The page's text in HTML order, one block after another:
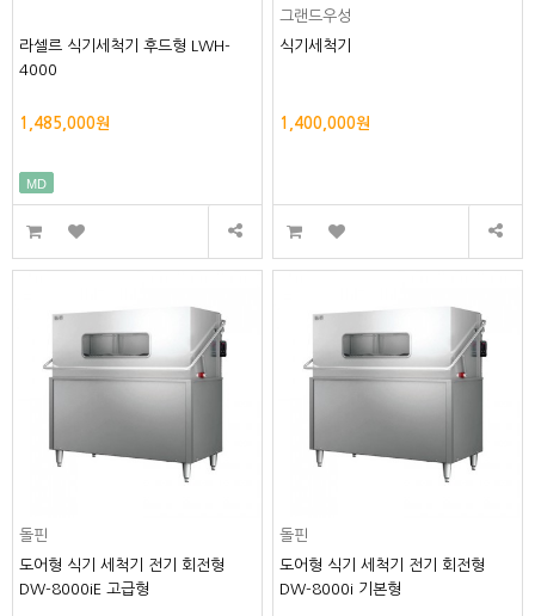
라셀르 식기세척기 후드형 LWH-
4000
1,485,000원
MD
그랜드우성
식기세척기
1,400,000원
돌핀
도어형 식기 세척기 전기 회전형
DW-8000iE 고급형
돌핀
도어형 식기 세척기 전기 회전형
DW-8000i 기본형